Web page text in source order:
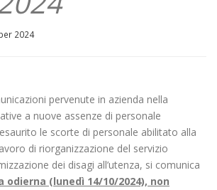
2024
pervenute in azienda nella
a nuove assenze di personale
le scorte di personale abilitato alla
di riorganizzazione del servizio
dei disagi all’utenza, si comunica
odierna (lunedì 14/10/2024), non